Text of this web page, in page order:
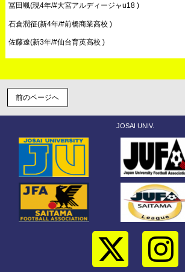
冨田颯(現4年/#大宮アルディージャu18 )
石倉潤征(新4年/#前橋商業高校 )
佐藤遼(新3年/#仙台育英高校 )
前のページへ
JOSAI UNIV.